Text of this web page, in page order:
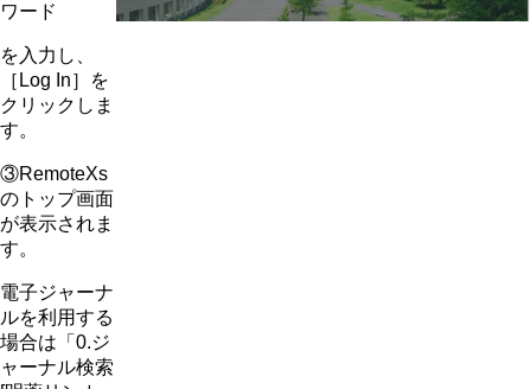
ワード
を入力し、
［Log In］を
クリックしま
す。
③RemoteXs
のトップ画面
が表示されま
す。
電子ジャーナ
ルを利用する
場合は「0.ジ
ャーナル検索